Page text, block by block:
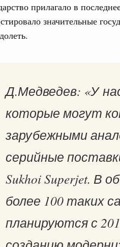
прилагало в
значительные
Д.Медведев: «У
которые могут
зарубежными
серийные
Sukhoi Superjet. В
более 100 таких
планируются с
и гуманитарные
участие в
форума и
хозяйство
двух скоростных
зоны дорожного
Показать еще